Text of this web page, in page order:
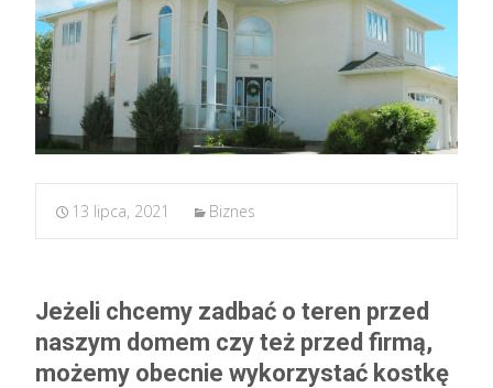
13 lipca, 2021 Biznes
Jeżeli chcemy zadbać o teren przed
naszym domem czy też przed firmą,
możemy obecnie wykorzystać kostkę